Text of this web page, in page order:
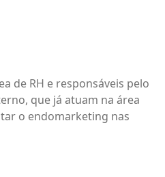
de RH e responsáveis pelo
que já atuam na área
o endomarketing nas